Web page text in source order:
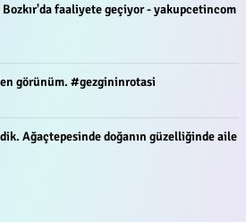
faaliyete geçiyor - yakupcetincom
görünüm. #gezgininrotasi
Ağaçtepesinde doğanın güzelliğinde aile